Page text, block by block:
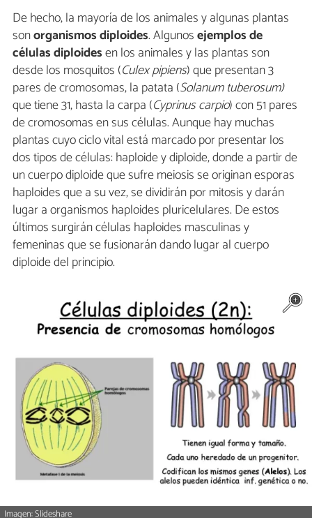
De hecho, la mayoría de los animales y algunas plantas
sonorganismos diploides. Algunosejemplos de
células diploidesen los animales y las plantas son
desde los mosquitos (Culex pipiens) que presentan 3
pares de cromosomas, la patata (Solanum tuberosum)
que tiene 31, hasta la carpa (Cyprinus carpio) con 51 pares
de cromosomas en sus células. Aunque hay muchas
plantas cuyo ciclo vital está marcado por presentar los
dos tipos de células: haploide y diploide, donde a partir de
un cuerpo diploide que sufre meiosis se originan esporas
haploides que a su vez, se dividirán por mitosis y darán
lugar a organismos haploides pluricelulares. De estos
últimos surgirán células haploides masculinas y
femeninas que se fusionarán dando lugar al cuerpo
diploide del principio.
Imagen: Slideshare